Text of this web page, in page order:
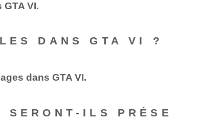
VI.
DANS GTA VI ?
dans GTA VI.
SERONT-ILS PRÉSE